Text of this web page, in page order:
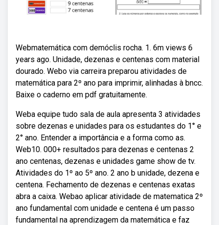
Webmatemática com demóclis rocha. 1. 6m views 6
years ago. Unidade, dezenas e centenas com material
dourado. Webo via carreira preparou atividades de
matemática para 2º ano para imprimir, alinhadas à bncc.
Baixe o caderno em pdf gratuitamente.
Weba equipe tudo sala de aula apresenta 3 atividades
sobre dezenas e unidades para os estudantes do 1° e
2° ano. Entender a importância e a forma como as.
Web10. 000+ resultados para dezenas e centenas 2
ano centenas, dezenas e unidades game show de tv.
Atividades do 1º ao 5º ano. 2 ano b unidade, dezena e
centena. Fechamento de dezenas e centenas exatas
abra a caixa. Webao aplicar atividade de matematica 2º
ano fundamental com unidade e centena é um passo
fundamental na aprendizagem da matemática e faz